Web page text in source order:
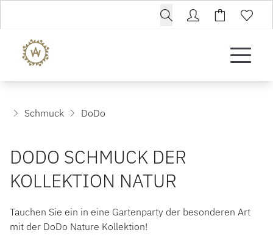
Schmuck DoDo
DODO SCHMUCK DER
KOLLEKTION NATUR
Tauchen Sie ein in eine Gartenparty der besonderen Art
mit der DoDo Nature Kollektion!